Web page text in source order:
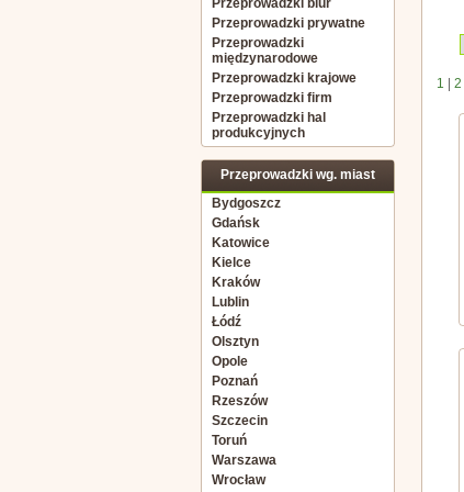
Przeprowadzki biur
Przeprowadzki prywatne
Przeprowadzki
międzynarodowe
Przeprowadzki krajowe
Przeprowadzki firm
Przeprowadzki hal
produkcyjnych
Przeprowadzki wg. miast
Bydgoszcz
Gdańsk
Katowice
Kielce
Kraków
Lublin
Łódź
Olsztyn
Opole
Poznań
Rzeszów
Szczecin
Toruń
Warszawa
Wrocław
1 2